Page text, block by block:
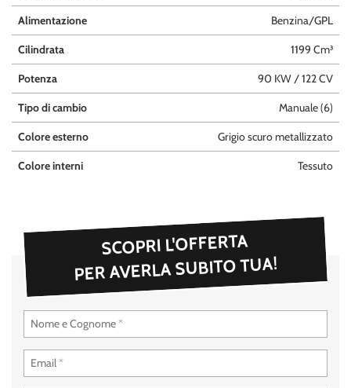
Alimentazione Benzina/GPL
Cilindrata 1199 Cm³
Potenza 90 KW / 122 CV
Tipo di cambio Manuale (6)
Colore esterno Grigio scuro metallizzato
Colore interni Tessuto
SCOPRI L'OFFERTA
PER AVERLA SUBITO TUA!
ottenere
maggiori
informazioni
sull'utilità
e
sul
funzionamento
di
questi
strumenti
di
cookie
policy.
Puoi
rivedere
modificare
tue
scelte
in